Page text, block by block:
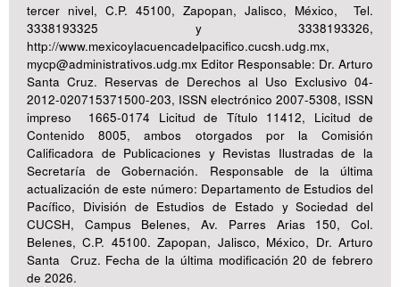
tercer nivel, C.P. 45100, Zapopan, Jalisco, México, Tel.
3338193325 y 3338193326,
http://www.mexicoylacuencadelpacifico.cucsh.udg.mx,
mycp@administrativos.udg.mx Editor Responsable: Dr. Arturo
Santa Cruz. Reservas de Derechos al Uso Exclusivo 04-
2012-020715371500-203, ISSN electrónico 2007-5308, ISSN
impreso 1665-0174 Licitud de Título 11412, Licitud de
Contenido 8005, ambos otorgados por la Comisión
Calificadora de Publicaciones y Revistas Ilustradas de la
Secretaría de Gobernación. Responsable de la última
actualización de este número: Departamento de Estudios del
Pacífico, División de Estudios de Estado y Sociedad del
CUCSH, Campus Belenes, Av. Parres Arias 150, Col.
Belenes, C.P. 45100. Zapopan, Jalisco, México, Dr. Arturo
Santa Cruz. Fecha de la última modificación 20 de febrero
de 2026.